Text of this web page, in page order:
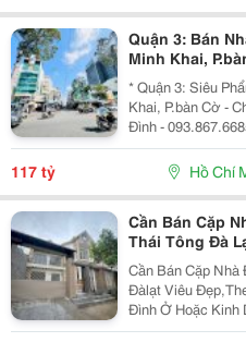
Quận 3: Bán
Minh Khai,
Thiết Kế Sân
Trị Đa
* Quận 3: Siêu
Khai, P.bàn Cờ -
Đình -
140M2/268M2 -
Cấu: 6 Tầng -
117 tỷ Hồ Chí
Cần Bán Cặp
Thái Tông Đà
Cần Bán Cặp Nhà
Đàlạt Viêu
Đình Ở Hoặc Kinh
Xd Hiện Trạng